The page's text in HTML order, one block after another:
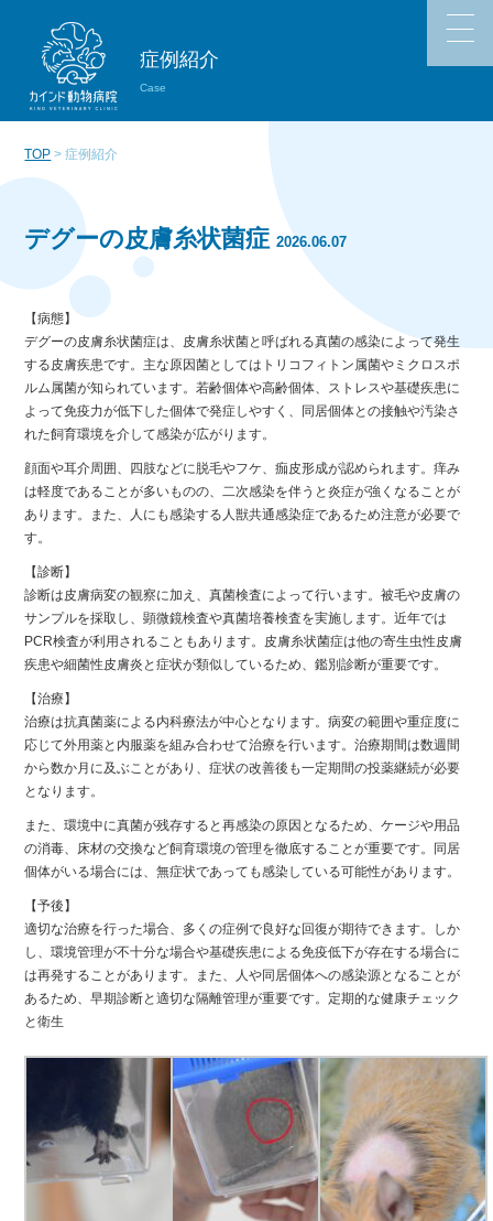
症例紹介
Case
TOP > 症例紹介
デグーの皮膚糸状菌症2026.06.07
【病態】
デグーの皮膚糸状菌症は、皮膚糸状菌と呼ばれる真菌の感染によって発生
する皮膚疾患です。主な原因菌としてはトリコフィトン属菌やミクロスポ
ルム属菌が知られています。若齢個体や高齢個体、ストレスや基礎疾患に
よって免疫力が低下した個体で発症しやすく、同居個体との接触や汚染さ
れた飼育環境を介して感染が広がります。
顔面や耳介周囲、四肢などに脱毛やフケ、痂皮形成が認められます。痒み
は軽度であることが多いものの、二次感染を伴うと炎症が強くなることが
あります。また、人にも感染する人獣共通感染症であるため注意が必要で
す。
【診断】
診断は皮膚病変の観察に加え、真菌検査によって行います。被毛や皮膚の
サンプルを採取し、顕微鏡検査や真菌培養検査を実施します。近年では
PCR検査が利用されることもあります。皮膚糸状菌症は他の寄生虫性皮膚
疾患や細菌性皮膚炎と症状が類似しているため、鑑別診断が重要です。
【治療】
治療は抗真菌薬による内科療法が中心となります。病変の範囲や重症度に
応じて外用薬と内服薬を組み合わせて治療を行います。治療期間は数週間
から数か月に及ぶことがあり、症状の改善後も一定期間の投薬継続が必要
となります。
また、環境中に真菌が残存すると再感染の原因となるため、ケージや用品
の消毒、床材の交換など飼育環境の管理を徹底することが重要です。同居
個体がいる場合には、無症状であっても感染している可能性があります。
【予後】
適切な治療を行った場合、多くの症例で良好な回復が期待できます。しか
し、環境管理が不十分な場合や基礎疾患による免疫低下が存在する場合に
は再発することがあります。また、人や同居個体への感染源となることが
あるため、早期診断と適切な隔離管理が重要です。定期的な健康チェック
と衛生